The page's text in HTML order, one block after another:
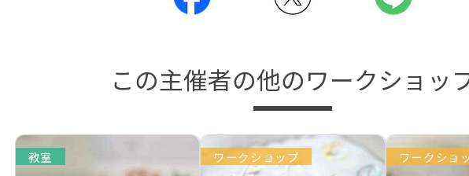
この主催者の他のワークショッ
教室 ワークショップ ワークショ